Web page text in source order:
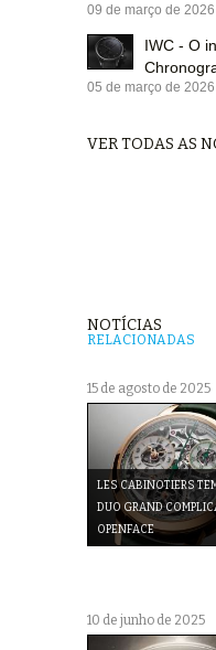
09 de março de 2026
IWC - O
05 de março de 2026
VER TODAS AS
NOTÍCIAS
RELACIONADAS
15 de agosto de 2025
LES CABINOTIERS
DUO GRAND
OPENFACE
10 de junho de 2025